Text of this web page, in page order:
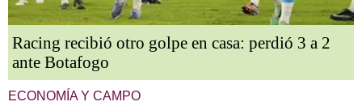
Racing recibió otro golpe en casa: perdió 3 a 2
ante Botafogo
ECONOMÍA Y CAMPO